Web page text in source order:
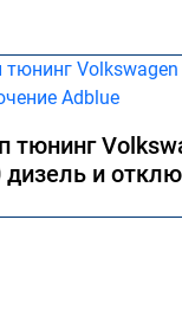
тюнинг
дизель и